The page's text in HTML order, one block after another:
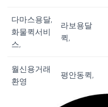
다마스용달,
화물퀵서비
스,
라보용달
퀵,
월신용거래
환영
평안동퀵,